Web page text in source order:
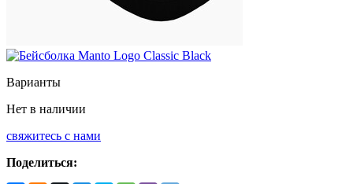
Варианты
Нет в наличии
свяжитесь с нами
Поделиться: